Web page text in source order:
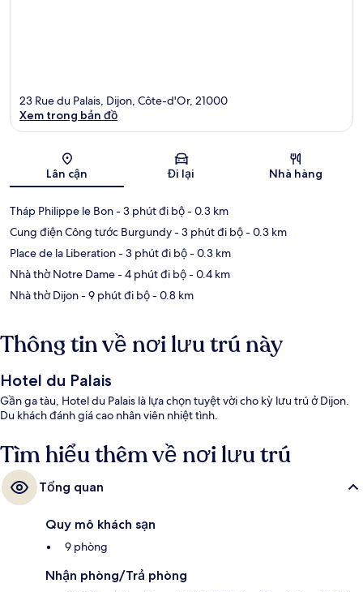
Bản đồ
23 Rue du Palais, Dijon, Côte-d'Or, 21000
Xem trong bản đồ
Lân cận Đi lại Nhà hàng
Tháp Philippe le Bon- 3 phút đi bộ- 0.3 km
Cung điện Công tước Burgundy- 3 phút đi bộ- 0.3 km
Place de la Liberation- 3 phút đi bộ- 0.3 km
Nhà thờ Notre Dame- 4 phút đi bộ- 0.4 km
Nhà thờ Dijon- 9 phút đi bộ- 0.8 km
Thông tin về nơi lưu trú này
Hotel du Palais
Gần ga tàu, Hotel du Palais là lựa chọn tuyệt vời cho kỳ lưu trú ở Dijon.
Du khách đánh giá cao nhân viên nhiệt tình.
Tìm hiểu thêm về nơi lưu trú
Tổng quan
Quy mô khách sạn
9 phòng
Nhận phòng/Trả phòng